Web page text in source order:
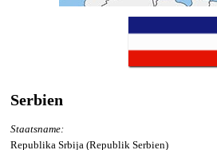
Serbien
Staatsname:
Republika Srbija (Republik Serbien)